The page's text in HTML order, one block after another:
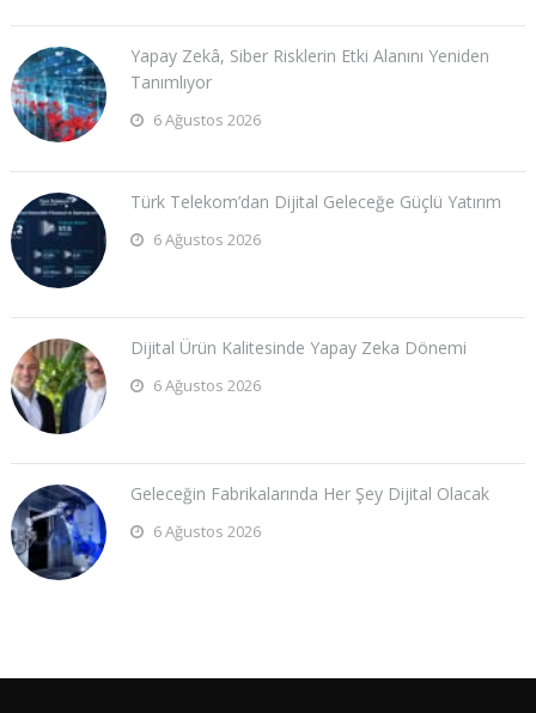
Yapay Zekâ, Siber Risklerin Etki Alanını Yeniden
Tanımlıyor
6 Ağustos 2026
Türk Telekom’dan Dijital Geleceğe Güçlü Yatırım
6 Ağustos 2026
Dijital Ürün Kalitesinde Yapay Zeka Dönemi
6 Ağustos 2026
Geleceğin Fabrikalarında Her Şey Dijital Olacak
6 Ağustos 2026